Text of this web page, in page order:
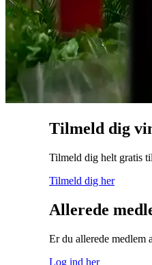
Tilmeld dig
Tilmeld dig helt gratis
Tilmeld dig her
Allerede
Er du allerede medlem
Log ind her